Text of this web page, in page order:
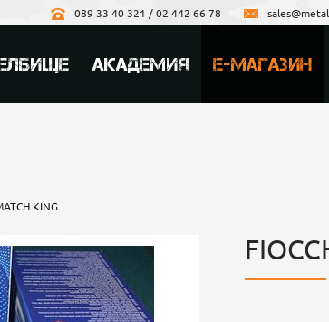
089 33 40 321 / 02 442 66 78
АКАДЕМИЯ Е-МАГАЗИН
KING